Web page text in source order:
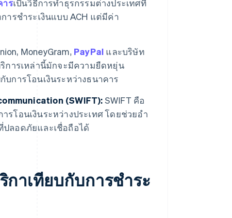
ารเป็นวิธีการทำธุรกรรมต่างประเทศที่
ารชําระเงินแบบ ACH แต่มีค่า
MoneyGram, PayPal และบริษัท
การเหล่านี้มักจะมีความยืดหยุ่น
การโอนเงินระหว่างธนาคาร
(SWIFT): SWIFT คือ
รโอนเงินระหว่างประเทศ โดยช่วยอํา
ปลอดภัยและเชื่อถือได้
กาเทียบกับการชำระ